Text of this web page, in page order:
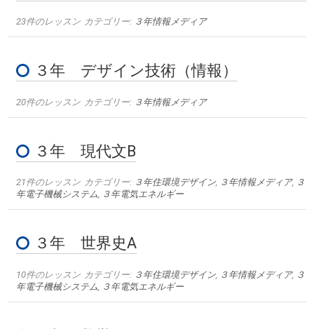
23件のレッスン カテゴリー: ３年情報メディア
３年 デザイン技術（情報）
20件のレッスン カテゴリー: ３年情報メディア
３年 現代文B
21件のレッスン カテゴリー: ３年住環境デザイン, ３年情報メディア, ３
年電子機械システム, ３年電気エネルギー
３年 世界史A
10件のレッスン カテゴリー: ３年住環境デザイン ３年情報メディア, ３
年電子機械システム ３年電気エネルギー